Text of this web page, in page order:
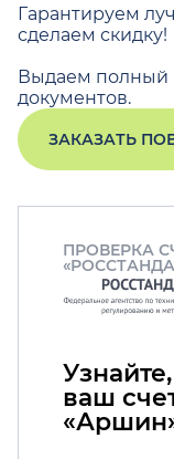
Гарантируем
сделаем скидку!
Выдаем полный
документов.
ЗАКАЗАТЬ
ПРОВЕРКА
ваш